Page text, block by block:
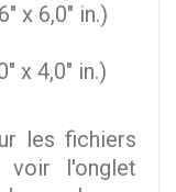
x 6,0" in.)
x 4,0" in.)
les fichiers
l'onglet